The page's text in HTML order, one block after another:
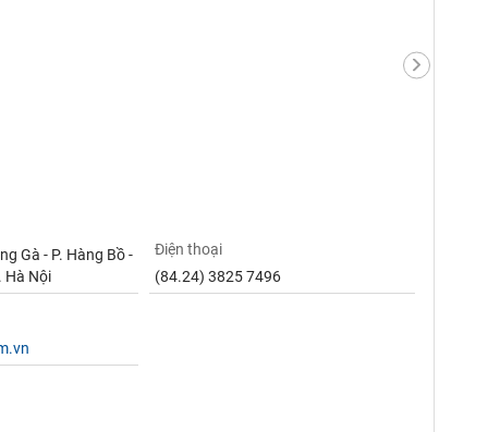
Gà - P. Hàng Bồ -
Hà Nội
Điện thoại
(84.24) 3825 7496